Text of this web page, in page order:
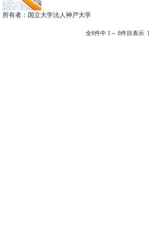
所有者：国立大学法人神戸大学
全8件中 1～ 8件目表示 1